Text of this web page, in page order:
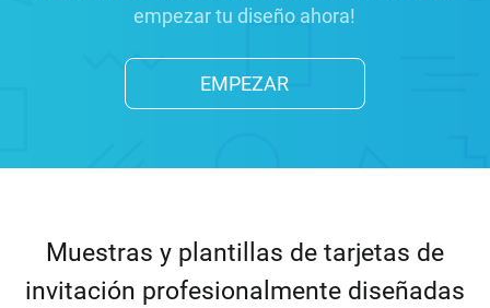
empezar tu diseño ahora!
EMPEZAR
Muestras y plantillas de tarjetas de
invitación profesionalmente diseñadas